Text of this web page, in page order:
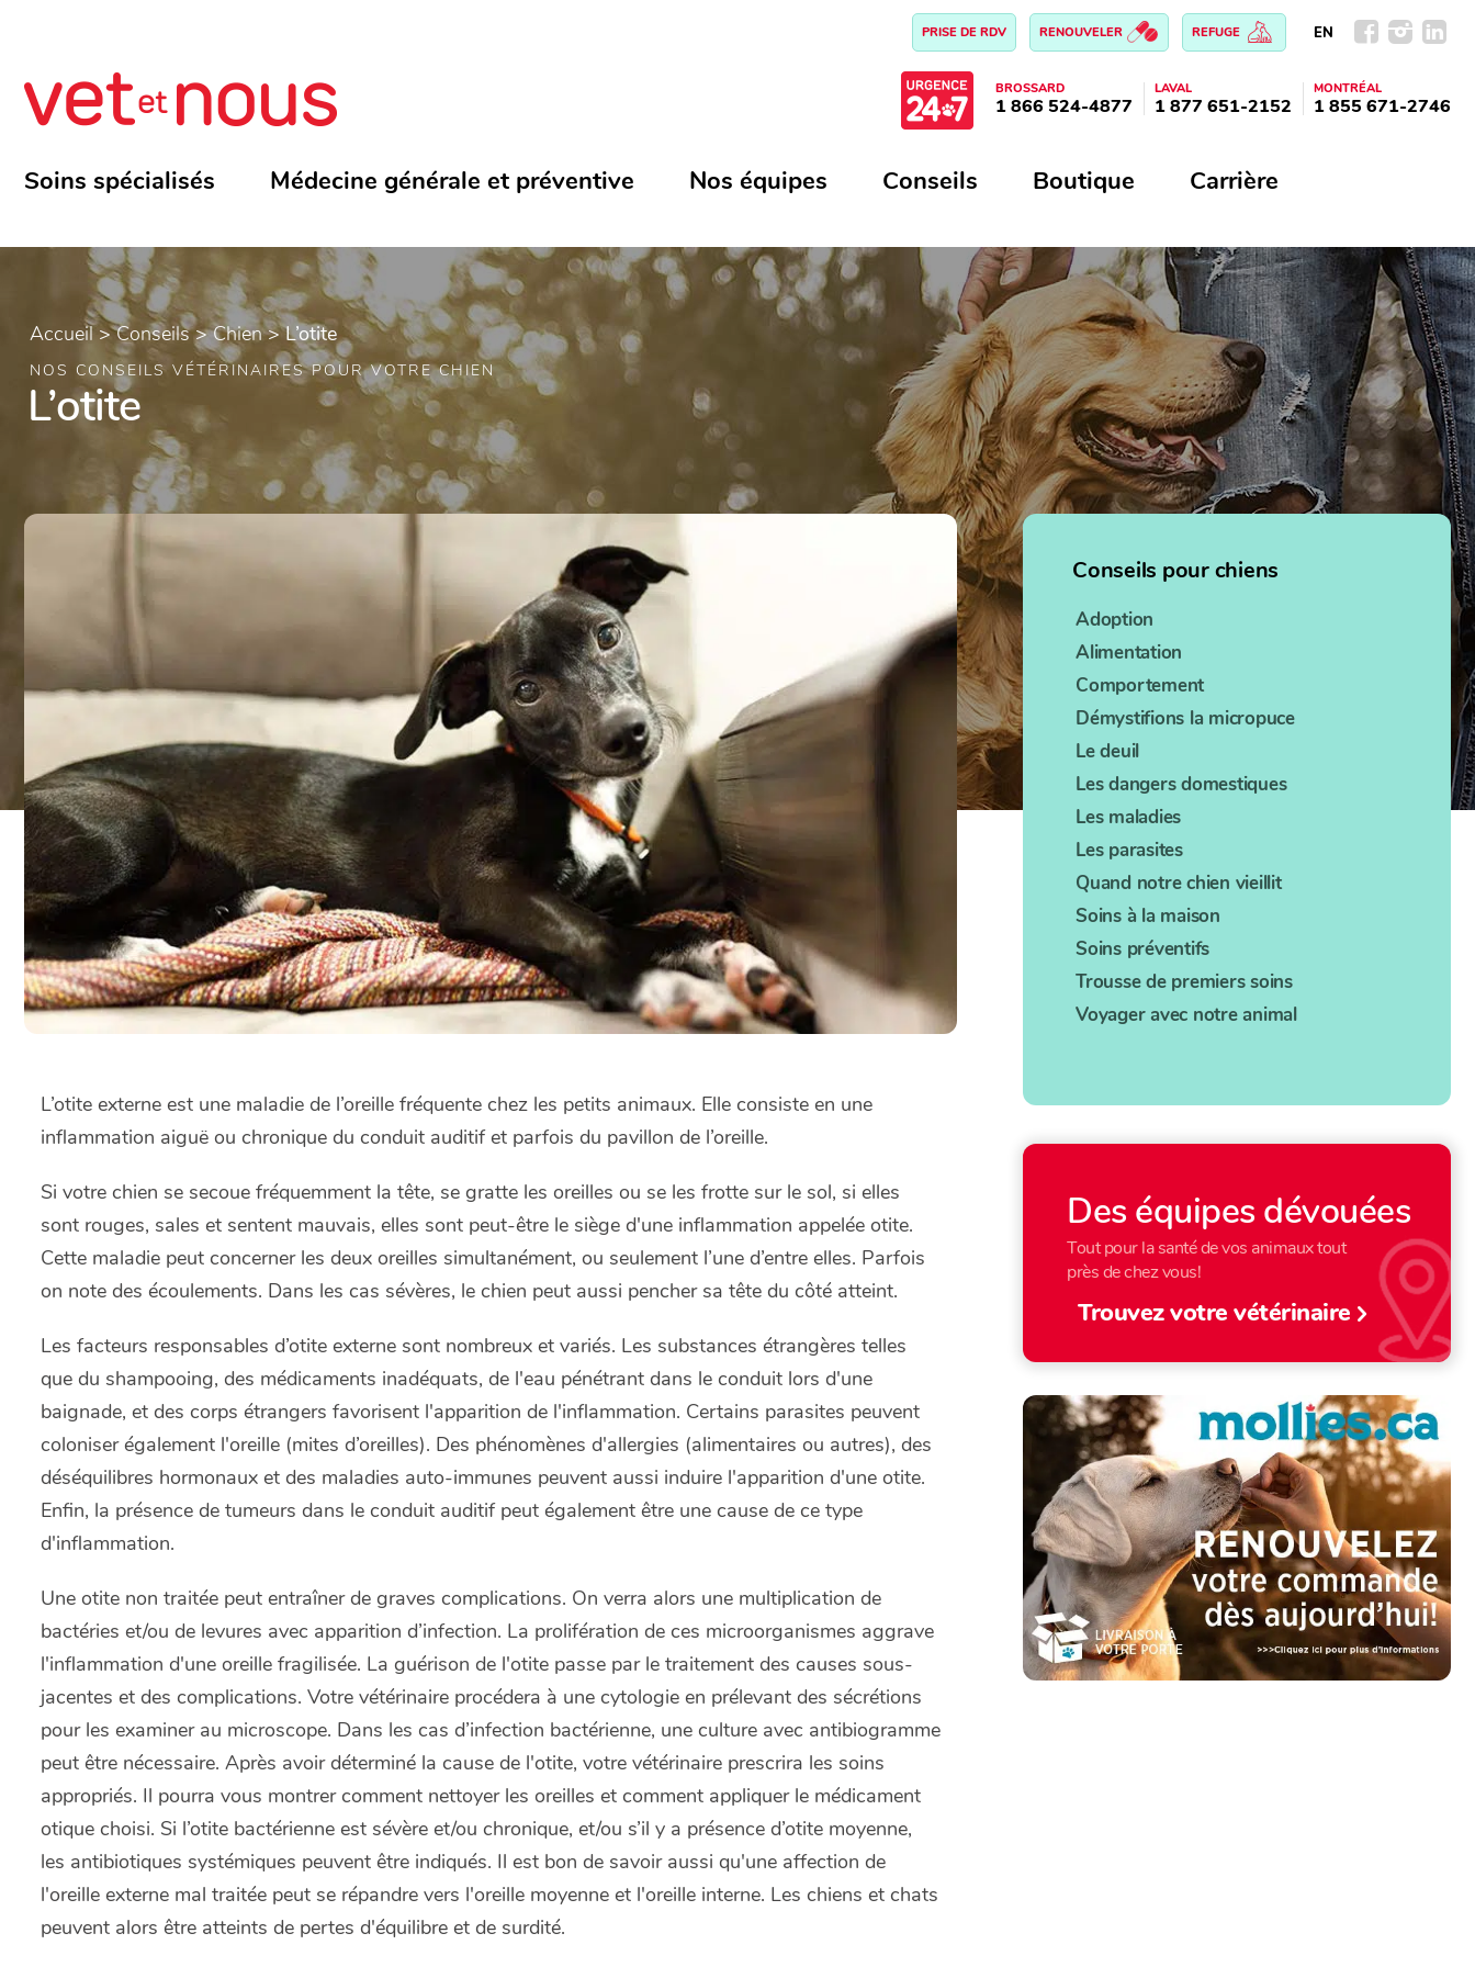
PRISE DE RDV RENOUVELER REFUGE EN
BROSSARD
1 866 524-4877
LAVAL
1 877 651-2152
MONTRÉAL
1 855 671-2746
Soins spécialisés Médecine générale et préventive Nos équipes Conseils Boutique Carrière
Accueil>Conseils>Chien>L’otite
NOS CONSEILS VÉTÉRINAIRES POUR VOTRE CHIEN
L’otite
L’otite externe est une maladie de l’oreille fréquente chez les petits animaux. Elle consiste en une
inflammation aiguë ou chronique du conduit auditif et parfois du pavillon de l’oreille.
Si votre chien se secoue fréquemment la tête, se gratte les oreilles ou se les frotte sur le sol, si elles
sont rouges, sales et sentent mauvais, elles sont peut-être le siège d'une inflammation appelée otite.
Cette maladie peut concerner les deux oreilles simultanément, ou seulement l’une d’entre elles. Parfois
on note des écoulements. Dans les cas sévères, le chien peut aussi pencher sa tête du côté atteint.
Les facteurs responsables d’otite externe sont nombreux et variés. Les substances étrangères telles
que du shampooing, des médicaments inadéquats, de l'eau pénétrant dans le conduit lors d'une
baignade, et des corps étrangers favorisent l'apparition de l'inflammation. Certains parasites peuvent
coloniser également l'oreille (mites d’oreilles). Des phénomènes d'allergies (alimentaires ou autres), des
déséquilibres hormonaux et des maladies auto-immunes peuvent aussi induire l'apparition d'une otite.
Enfin, la présence de tumeurs dans le conduit auditif peut également être une cause de ce type
d'inflammation.
Une otite non traitée peut entraîner de graves complications. On verra alors une multiplication de
bactéries et/ou de levures avec apparition d’infection. La prolifération de ces microorganismes aggrave
l'inflammation d'une oreille fragilisée. La guérison de l'otite passe par le traitement des causes sous-
jacentes et des complications. Votre vétérinaire procédera à une cytologie en prélevant des sécrétions
pour les examiner au microscope. Dans les cas d’infection bactérienne, une culture avec antibiogramme
peut être nécessaire. Après avoir déterminé la cause de l'otite, votre vétérinaire prescrira les soins
appropriés. Il pourra vous montrer comment nettoyer les oreilles et comment appliquer le médicament
otique choisi. Si l’otite bactérienne est sévère et/ou chronique, et/ou s’il y a présence d’otite moyenne,
les antibiotiques systémiques peuvent être indiqués. Il est bon de savoir aussi qu'une affection de
l'oreille externe mal traitée peut se répandre vers l'oreille moyenne et l'oreille interne. Les chiens et chats
peuvent alors être atteints de pertes d'équilibre et de surdité.
Conseils pour chiens
Adoption
Alimentation
Comportement
Démystifions la micropuce
Le deuil
Les dangers domestiques
Les maladies
Les parasites
Quand notre chien vieillit
Soins à la maison
Soins préventifs
Trousse de premiers soins
Voyager avec notre animal
Des équipes dévouées
Tout pour la santé de vos animaux tout
près de chez vous!
Trouvez votre vétérinaire